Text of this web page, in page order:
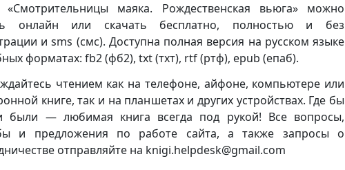
«Смотрительницы маяка. Рождественская вьюга» можно
онлайн или скачать бесплатно, полностью и без
и sms (смс). Доступна полная версия на русском языке
форматах: fb2 (фб2), txt (тхт), rtf (ртф), epub (епаб).
чтением как на телефоне, айфоне, компьютере или
книге, так и на планшетах и других устройствах. Где бы
были — любимая книга всегда под рукой! Все вопросы,
и предложения по работе сайта, а также запросы о
отправляйте на knigi.helpdesk@gmail.com